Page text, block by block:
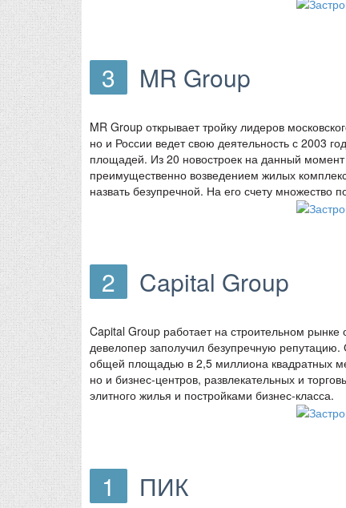
3 MR Group
MR Group открывает тройку лидеров
но и России ведет свою деятельность с 2003
площадей. Из 20 новостроек на данный
преимущественно возведением жилых
назвать безупречной. На его счету множество
2 Capital Group
Capital Group работает на строительном рынке
девелопер заполучил безупречную
общей площадью в 2,5 миллиона квадратных
но и бизнес-центров, развлекательных и
элитного жилья и постройками бизнес-класса.
1 ПИК